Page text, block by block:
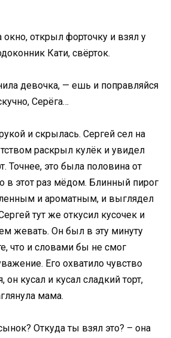
окно, открыл форточку и взял у
Кати, свёрток.
девочка, — ешь и поправляйся
Серёга…
и скрылась. Сергей сел на
раскрыл кулёк и увидел
Точнее, это была половина от
в этот раз мёдом. Блинный пирог
и ароматным, и выглядел
тут же откусил кусочек и
жевать. Он был в эту минуту
что и словами бы не смог
Его охватило чувство
он кусал и кусал сладкий торт,
мама.
Откуда ты взял это? – она